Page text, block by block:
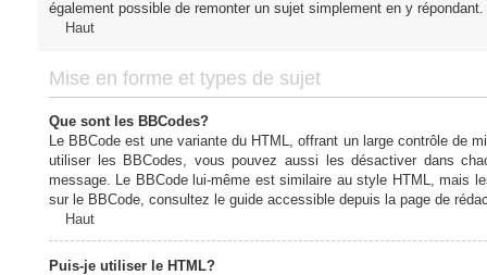
également possible de remonter un sujet simplement en y
Haut
Mise en forme et types de sujet
Que sont les BBCodes?
Le BBCode est une variante du HTML, offrant un large contrôle de
utiliser les BBCodes, vous pouvez aussi les désactiver dans
message. Le BBCode lui-même est similaire au style HTML, mais
sur le BBCode, consultez le guide accessible depuis la page de
Haut
Puis-je utiliser le HTML?